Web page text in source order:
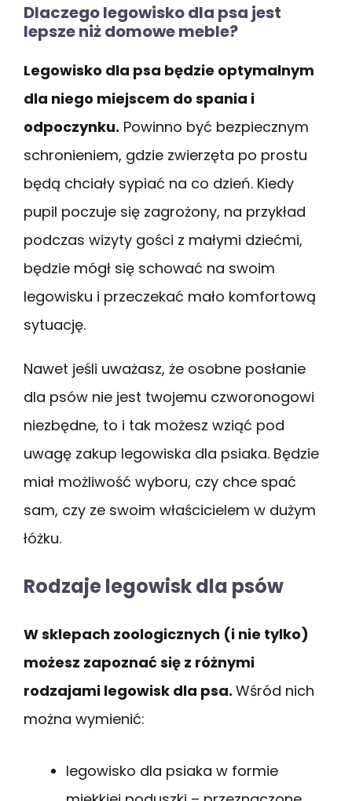
Dlaczego legowisko dla psa jest
lepsze niż domowe meble?
Legowisko dla psa będzie optymalnym
dla niego miejscem do spania i
odpoczynku. Powinno być bezpiecznym
schronieniem, gdzie zwierzęta po prostu
będą chciały sypiać na co dzień. Kiedy
pupil poczuje się zagrożony, na przykład
podczas wizyty gości z małymi dziećmi,
będzie mógł się schować na swoim
legowisku i przeczekać mało komfortową
sytuację.
Nawet jeśli uważasz, że osobne posłanie
dla psów nie jest twojemu czworonogowi
niezbędne, to i tak możesz wziąć pod
uwagę zakup legowiska dla psiaka. Będzie
miał możliwość wyboru, czy chce spać
sam, czy ze swoim właścicielem w dużym
łóżku.
Rodzaje legowisk dla psów
W sklepach zoologicznych (i nie tylko)
możesz zapoznać się z różnymi
rodzajami legowisk dla psa. Wśród nich
można wymienić:
legowisko dla psiaka w formie